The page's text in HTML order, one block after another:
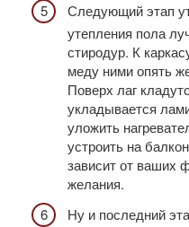
Следующий этап
утепления пола
стиродур. К
меду ними опять
Поверх лаг
укладывается
уложить
устроить на
зависит от ваших
желания.
Ну и последний